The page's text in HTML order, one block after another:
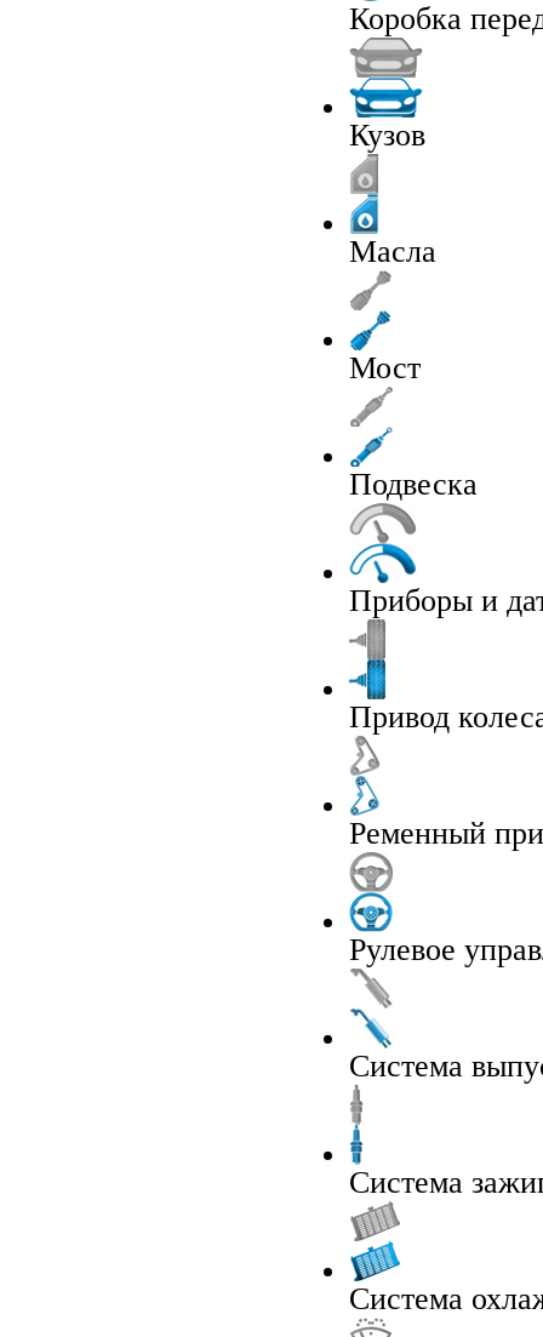
Коробка
Кузов
Масла
Мост
Подвеска
Приборы и
Привод
Ременный
Рулевое
Система
Система
Система